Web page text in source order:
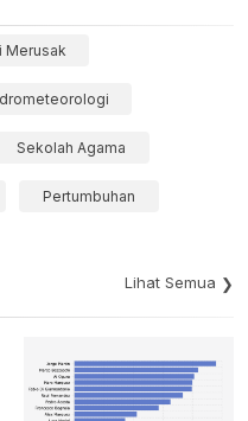
Merusak
Sekolah Agama
Pertumbuhan
Lihat Semua